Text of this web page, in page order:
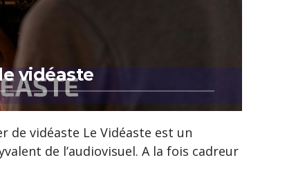
vidéaste
de vidéaste Le Vidéaste est un
de l’audiovisuel. A la fois cadreur